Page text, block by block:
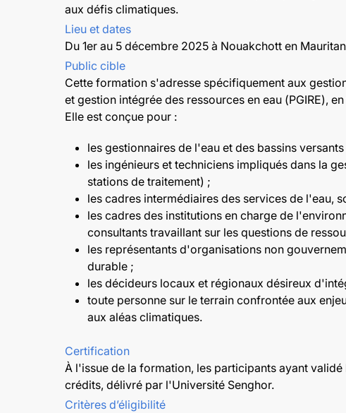
aux défis climatiques.
Lieu et dates
Du 1er au 5 décembre 2025 à Nouakchott en
Public cible
Cette formation s'adresse spécifiquement aux
et gestion intégrée des ressources en eau (PGIRE),
Elle est conçue pour :
les gestionnaires de l'eau et des bassins
les ingénieurs et techniciens impliqués dans la
stations de traitement) ;
les cadres intermédiaires des services de l'eau,
les cadres des institutions en charge de
consultants travaillant sur les questions de
les représentants d'organisations non
durable ;
les décideurs locaux et régionaux désireux
toute personne sur le terrain confrontée aux
aux aléas climatiques.
Certification
À l'issue de la formation, les participants ayant
crédits, délivré par l'Université Senghor.
Critères d’éligibilité